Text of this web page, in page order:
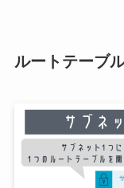
ルートテーブ